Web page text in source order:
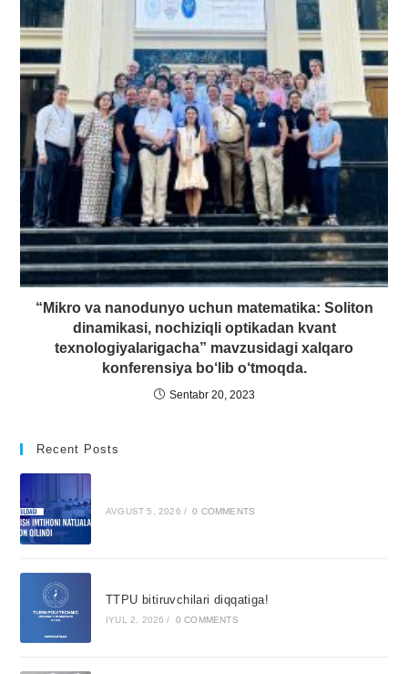
“Mikro va nanodunyo uchun matematika: Soliton
dinamikasi, nochiziqli optikadan kvant
texnologiyalarigacha” mavzusidagi xalqaro
konferensiya bo‘lib o‘tmoqda.
Sentabr 20, 2023
Recent Posts
AVGUST 5, 2026 / 0 COMMENTS
TTPU bitiruvchilari diqqatiga!
IYUL 2, 2026 / 0 COMMENTS